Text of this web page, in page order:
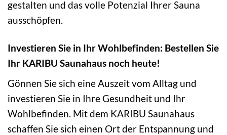
gestalten und das volle Potenzial Ihrer Sauna
ausschöpfen.
Investieren Sie in Ihr Wohlbefinden: Bestellen Sie
Ihr KARIBU Saunahaus noch heute!
Gönnen Sie sich eine Auszeit vom Alltag und
investieren Sie in Ihre Gesundheit und Ihr
Wohlbefinden. Mit dem KARIBU Saunahaus
schaffen Sie sich einen Ort der Entspannung und